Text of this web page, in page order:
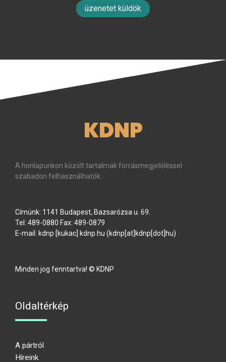
üzenetet küldök
KDNP
A honlapunkon közölt tartalmak forrásmegjelöléssel
szabadon felhasználhatók.
Címünk: 1141 Budapest, Bazsarózsa u. 69.
Tel: 489-0880 Fax: 489-0879
E-mail: kdnp [kukac] kdnp.hu (kdnp[at]kdnp[dot]hu)
Minden jog fenntartva! © KDNP
Oldaltérkép
A pártról
Híreink